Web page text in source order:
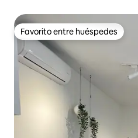
Favorito entre huéspedes
Favorito entre huéspedes